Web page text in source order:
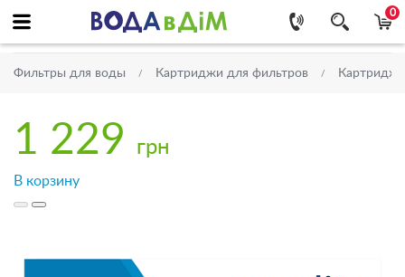
0
Фильтры для воды Картриджи для фильтров
1 229 грн
В корзину